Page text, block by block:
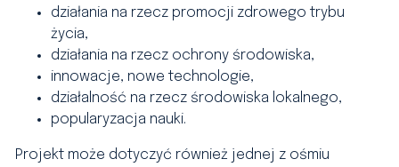
działania na rzecz promocji zdrowego trybu
życia,
działania na rzecz ochrony środowiska,
innowacje, nowe technologie,
działalność na rzecz środowiska lokalnego,
popularyzacja nauki.
Projekt może dotyczyć również jednej z ośmiu